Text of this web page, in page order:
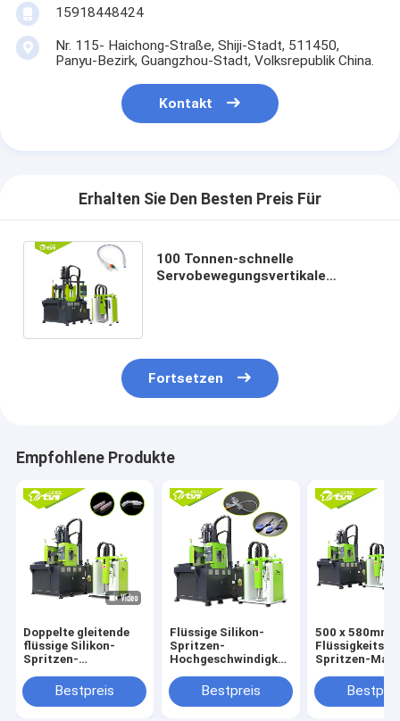
15918448424
Nr. 115- Haichong-Straße, Shiji-Stadt, 511450,
Panyu-Bezirk, Guangzhou-Stadt, Volksrepublik China.
Kontakt
Erhalten Sie Den Besten Preis Für
100 Tonnen-schnelle
Servobewegungsvertikale
Fortsetzen
Empfohlene Produkte
Doppelte gleitende
flüssige Silikon-
Spritzen-
Art für Foley-
Katheter
Bestpreis
Flüssige Silikon-
Spritzen-
Hochgeschwindigkeitsmaschine
medizinischen
Teile/nicht giftig
Bestpreis
500 x 580mm
Flüssigkeits-
Spritzen-
Katheter-
Ausrüstung